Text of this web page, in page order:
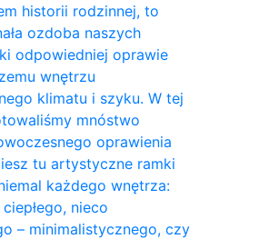
historii rodzinnej, to
ozdoba naszych
odpowiedniej oprawie
wnętrzu
klimatu i szyku. W tej
mnóstwo
oprawienia
tu artystyczne ramki
każdego wnętrza:
nieco
– minimalistycznego, czy